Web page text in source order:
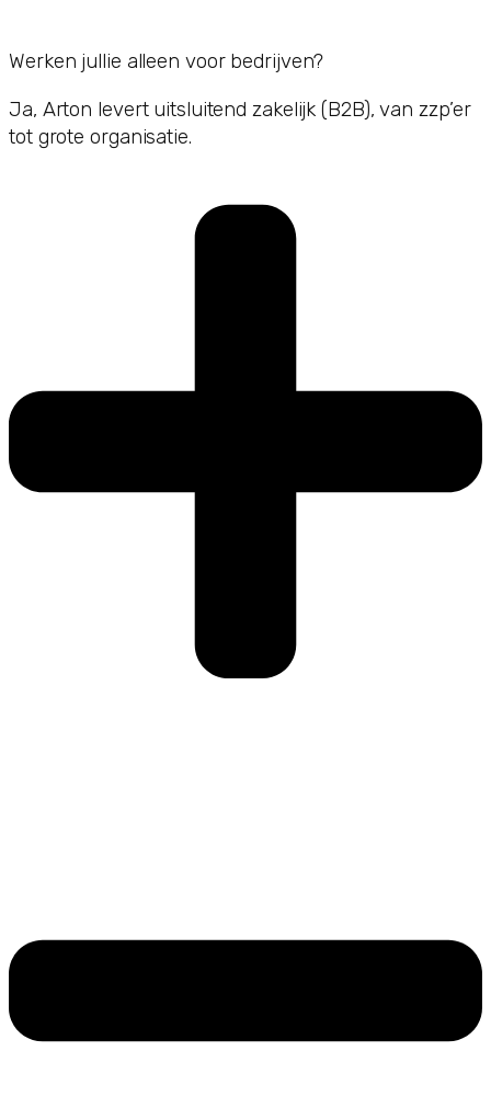
Werken jullie alleen voor bedrijven?
Ja, Arton levert uitsluitend zakelijk (B2B), van zzp’er
tot grote organisatie.